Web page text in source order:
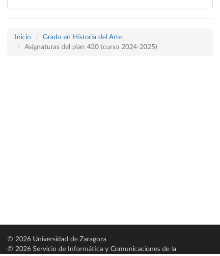
Inicio
Grado en Historia del Arte
Asignaturas del plan 420 (curso 2024-2025)
© 2026 Universidad de Zaragoza
© 2026 Servicio de Informática y Comunicaciones de la